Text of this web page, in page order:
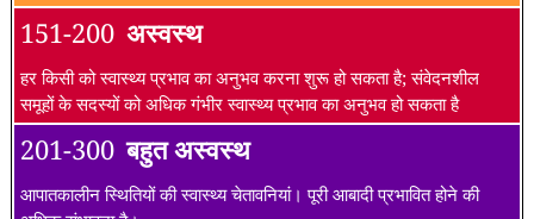
151-200 अस्वस्थ
हर किसी को स्वास्थ्य प्रभाव का अनुभव करना शुरू हो सकता है; संवेदनशील
समूहों के सदस्यों को अधिक गंभीर स्वास्थ्य प्रभाव का अनुभव हो सकता है
201-300 बहुत अस्वस्थ
आपातकालीन स्थितियों की स्वास्थ्य चेतावनियां। पूरी आबादी प्रभावित होने की